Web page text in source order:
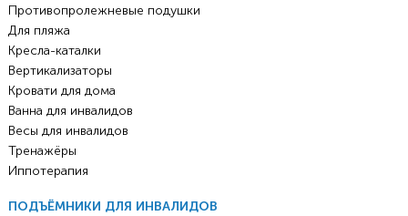
Противопролежневые подушки
Для пляжа
Кресла-каталки
Вертикализаторы
Кровати для дома
Ванна для инвалидов
Весы для инвалидов
Тренажёры
Иппотерапия
ПОДЪЁМНИКИ ДЛЯ ИНВАЛИДОВ